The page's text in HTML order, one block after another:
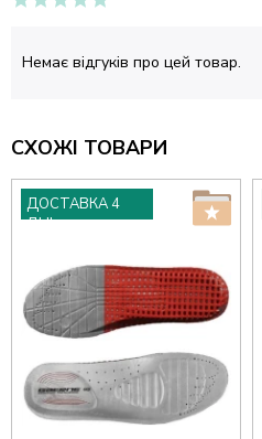
Немає відгуків про цей товар.
СХОЖІ ТОВАРИ
ДОСТАВКА 4
ДНІ